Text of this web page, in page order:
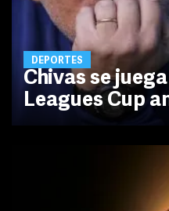
DEPORTES
Chivas se
Leagues Cup